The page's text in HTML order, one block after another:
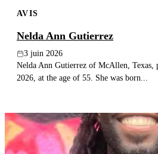
AVIS
Nelda Ann Gutierrez
3 juin 2026
Nelda Ann Gutierrez of McAllen, Texas,
2026, at the age of 55. She was born...